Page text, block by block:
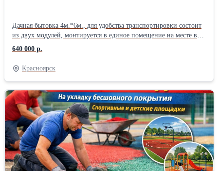
Дачная бытовка 4м.*6м., для удобства транспортировки состоит
из двух модулей, монтируется в единое помещение на месте в
течении двух-трех дней. Не требует кап.фундамента. Основание
– объемный металлкаркас сваренный из профильной трубы,
днище закрыто гладким металлом от грызунов и сырости,
утепление – минерал. плита. Наружная отделка – проф.лист.
Внутренняя отделка – дерево, линолеум, окна и подоконники
ПВХ, электрооборудование. Изготовим по Вашему желанию
другой, любых размеров и отделки(внутренней и наружной), с
сан/техникой, печным отоплением. Планировка комнат по
желанию заказчика. Установка на место, подключение к сетям.
При необходимости собранное модульное здание возможно
демонтировать для последующей перевозки и повторного
монтажа. Пристройка террасы по желанию заказчика.
640 000 р.
Красноярск